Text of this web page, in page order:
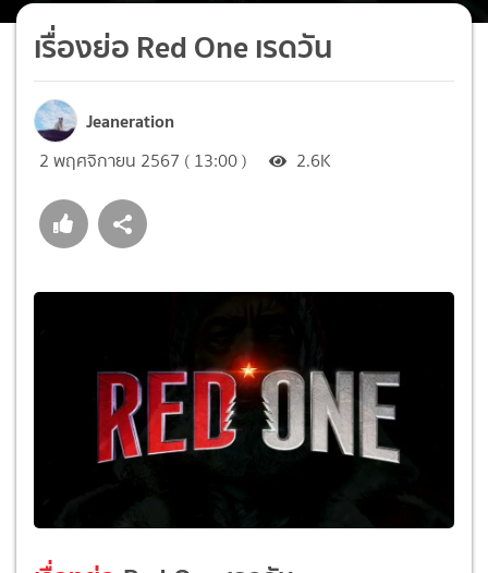
เรื่องย่อ Red One เรดวัน
Jeaneration
2 พฤศจิกายน 2567 ( 13:00 ) 2.6K